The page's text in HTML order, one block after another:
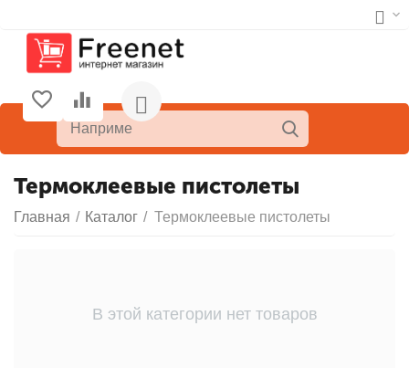
Термоклеевые пистолеты
Главная / Каталог / Термоклеевые пистолеты
В этой категории нет товаров